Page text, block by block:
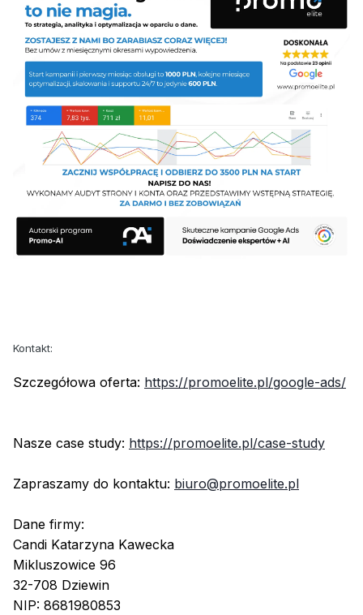
Kontakt:
Szczegółowa oferta: https://promoelite.pl/google-ads/
Nasze case study: https://promoelite.pl/case-study
Zapraszamy do kontaktu: biuro@promoelite.pl
Dane firmy:
Candi Katarzyna Kawecka
Mikluszowice 96
32-708 Dziewin
NIP: 8681980853